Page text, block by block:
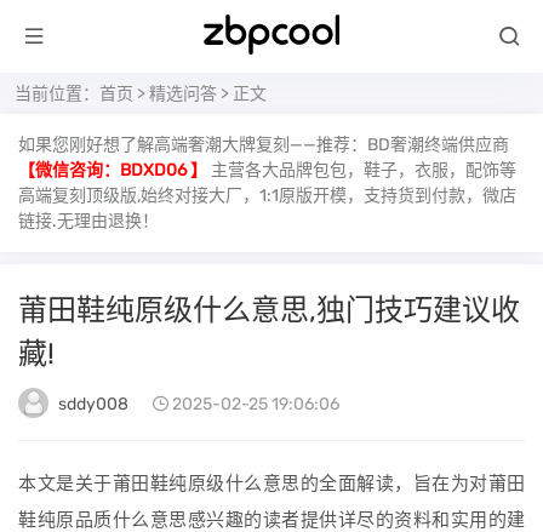
当前位置： 首页 >精选问答 > 正文
如果您刚好想了解高端奢潮大牌复刻——推荐：BD奢潮终端供应商
【微信咨询：BDXD06 】
主营各大品牌包包，鞋子，衣服，配饰等
高端复刻顶级版,始终对接大厂，1:1原版开模，支持货到付款，微店
链接.无理由退换！
莆田鞋纯原级什么意思,独门技巧建议收
藏!
sddy008 2025-02-25 19:06:06
本文是关于莆田鞋纯原级什么意思的全面解读，旨在为对莆田
鞋纯原品质什么意思感兴趣的读者提供详尽的资料和实用的建